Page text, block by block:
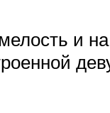
и